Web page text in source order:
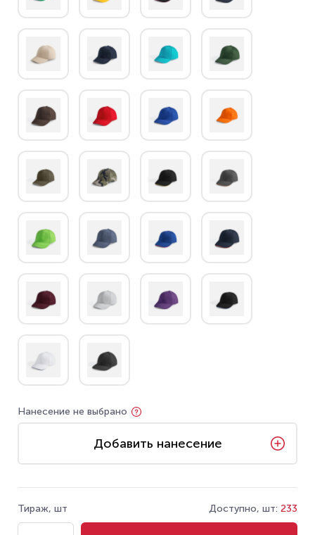
Нанесение не выбрано
Добавить нанесение
Тираж, шт Доступно, шт: 233